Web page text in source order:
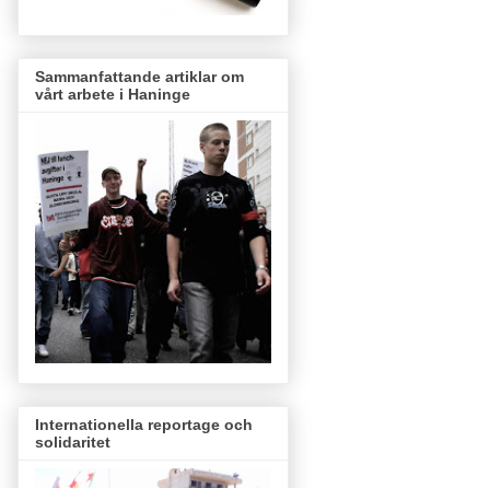
Sammanfattande artiklar om
vårt arbete i Haninge
Internationella reportage och
solidaritet